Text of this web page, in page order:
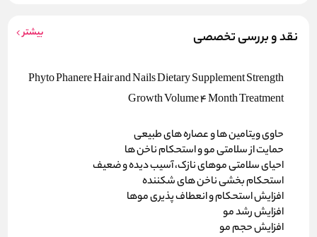
نقد و بررسی تخصصی بیشتر
Phyto Phanere Hair and Nails Dietary Supplement Strength
Growth Volume 4 Month Treatment
حاوی ویتامین ها و عصاره های طبیعی
حمایت از سلامتی مو و استحکام ناخن ها
احیای سلامتی موهای نازک، آسیب دیده و ضعیف
استحکام بخشی ناخن های شکننده
افزایش استحکام و انعطاف پذیری موها
افزایش رشد مو
افزایش حجم مو